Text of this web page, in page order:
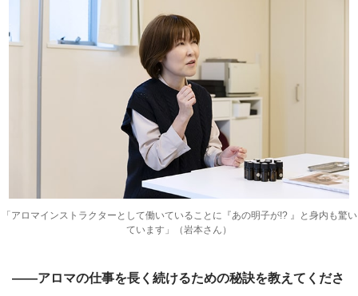
「アロマインストラクターとして働いていることに『あの明子が!? 』と身内も驚い
ています」（岩本さん）
――アロマの仕事を長く続けるための秘訣を教えてくださ